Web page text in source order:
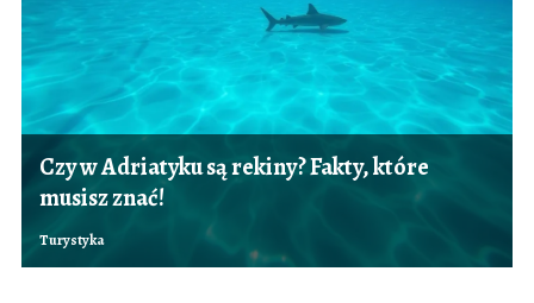
Czy w Adriatyku są rekiny? Fakty, które
musisz znać!
Turystyka